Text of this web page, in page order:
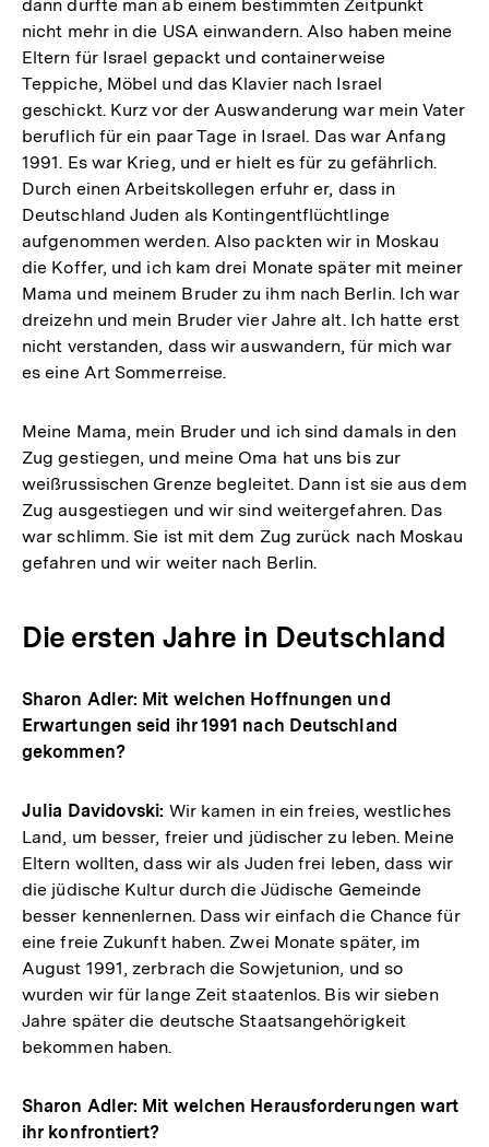
dann durfte man ab einem bestimmten Zeitpunkt
nicht mehr in die USA einwandern. Also haben meine
Eltern für Israel gepackt und containerweise
Teppiche, Möbel und das Klavier nach Israel
geschickt. Kurz vor der Auswanderung war mein Vater
beruflich für ein paar Tage in Israel. Das war Anfang
1991. Es war Krieg, und er hielt es für zu gefährlich.
Durch einen Arbeitskollegen erfuhr er, dass in
Deutschland Juden als Kontingentflüchtlinge
aufgenommen werden. Also packten wir in Moskau
die Koffer, und ich kam drei Monate später mit meiner
Mama und meinem Bruder zu ihm nach Berlin. Ich war
dreizehn und mein Bruder vier Jahre alt. Ich hatte erst
nicht verstanden, dass wir auswandern, für mich war
es eine Art Sommerreise.
Meine Mama, mein Bruder und ich sind damals in den
Zug gestiegen, und meine Oma hat uns bis zur
weißrussischen Grenze begleitet. Dann ist sie aus dem
Zug ausgestiegen und wir sind weitergefahren. Das
war schlimm. Sie ist mit dem Zug zurück nach Moskau
gefahren und wir weiter nach Berlin.
Die ersten Jahre in Deutschland
Sharon Adler: Mit welchen Hoffnungen und
Erwartungen seid ihr 1991 nach Deutschland
gekommen?
Julia Davidovski: Wir kamen in ein freies, westliches
Land, um besser, freier und jüdischer zu leben. Meine
Eltern wollten, dass wir als Juden frei leben, dass wir
die jüdische Kultur durch die Jüdische Gemeinde
besser kennenlernen. Dass wir einfach die Chance für
eine freie Zukunft haben. Zwei Monate später, im
August 1991, zerbrach die Sowjetunion, und so
wurden wir für lange Zeit staatenlos. Bis wir sieben
Jahre später die deutsche Staatsangehörigkeit
bekommen haben.
Sharon Adler: Mit welchen Herausforderungen wart
ihr konfrontiert?